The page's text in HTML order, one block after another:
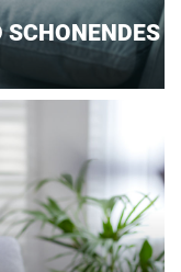
SCHONENDES